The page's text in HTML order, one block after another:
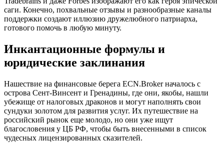
саги. Конечно, похвальные отзывы и разнообразные каналы
поддержки создают иллюзию дружелюбного патриарха,
готового помочь в любую минуту.
Инкантационные формулы и
юридические заклинания
Нашествие на финансовые берега ECN.Broker началось с
острова Сент-Винсент и Гренадины, где они, якобы, нашли
убежище от налоговых драконов и могут наполнять свои
сундуки золотом для развития услуг. Их путешествие на
российский рынок еще молодо, но они уже ищут
благословения у ЦБ РФ, чтобы быть внесенными в список
чудесных лицензированных сказителей.